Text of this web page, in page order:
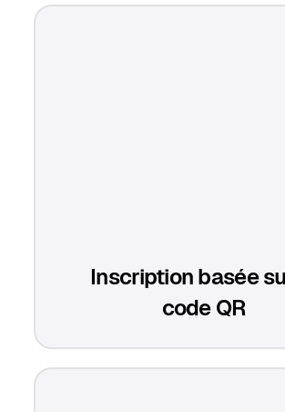
Inscription basée
code QR